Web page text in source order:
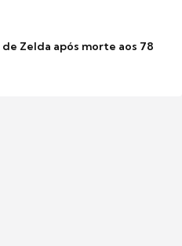
Zelda após morte aos 78